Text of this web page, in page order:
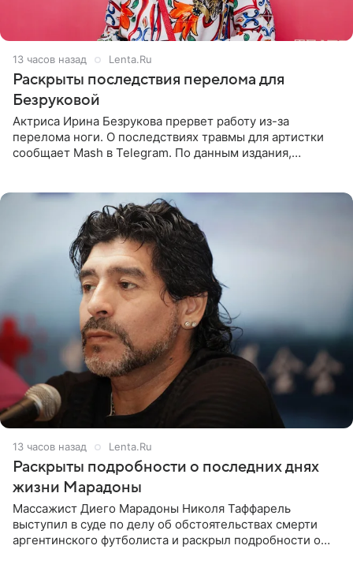
13 часов назад Lenta.Ru
Раскрыты последствия перелома для
Безруковой
Актриса Ирина Безрукова прервет работу из-за
перелома ноги. О последствиях травмы для артистки
сообщает Mash в Telegram. По данным издания,
13 часов назад Lenta.Ru
Раскрыты подробности о последних днях
жизни Марадоны
Массажист Диего Марадоны Николя Таффарель
выступил в суде по делу об обстоятельствах смерти
аргентинского футболиста и раскрыл подробности о